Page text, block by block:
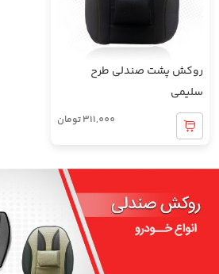
روکش پشت صندلی طرح
سلیمی
311,000تومان